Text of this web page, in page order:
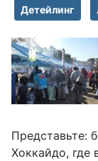
Детейлинг
Представьте:
Хоккайдо, где